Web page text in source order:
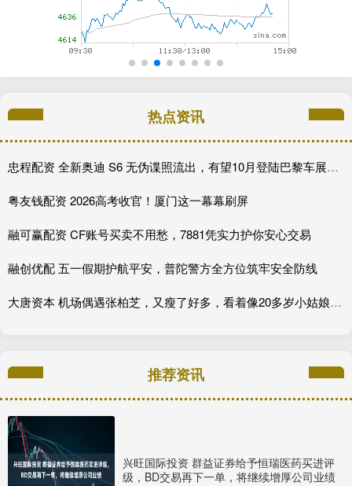
热点资讯
忠程配资 全新奥迪 S6 无伪谍照流出，有望10月登陆巴黎车展完成首秀!
粤友钱配资 2026高考收官！厦门这一幕幕刷屏
融可赢配资 CF账号买卖不用愁，7881凭实力护你安心交易
融创优配 五一假期护航平安，普陀警方全方位筑牢安全防线
大唐资本 机场偶遇张柏芝，又瘦了好多，看着像20多岁小姑娘，状态碾压王菲_小朋友_性格_网友
推荐资讯
兴旺国际投资 群益证券给予恒瑞医药买进评
级，BD交易再下一单，将继续增厚公司业绩